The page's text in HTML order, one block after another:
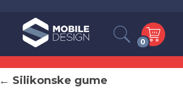
0
← Silikonske gume